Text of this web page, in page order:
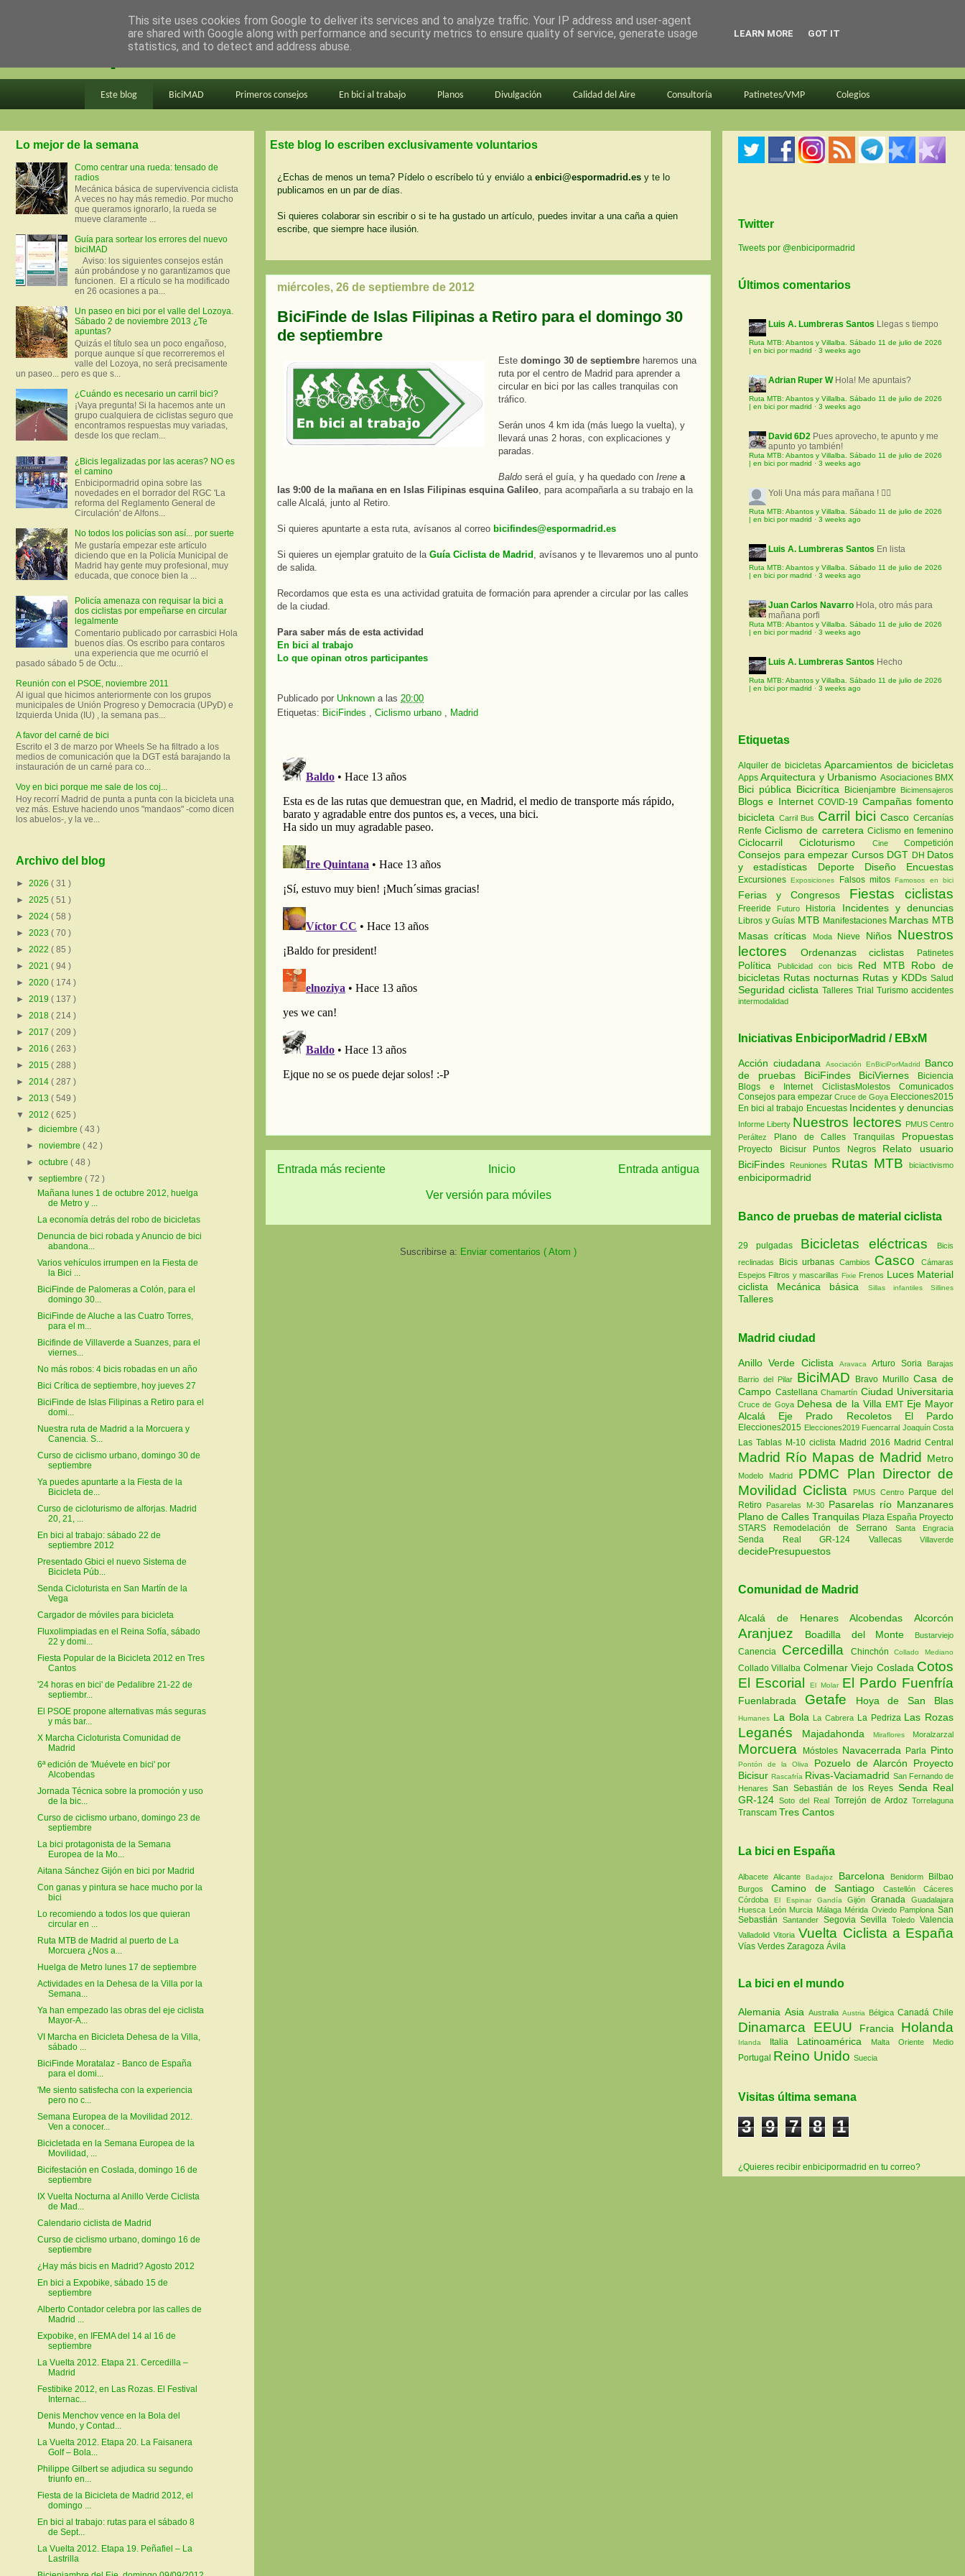
en bici por madrid
Este blog BiciMAD Primeros consejos En bici al trabajo Planos Divulgación Calidad del Aire Consultoría Patinetes/VMP Colegios
Este blog lo escriben exclusivamente voluntarios
¿Echas de menos un tema? Pídelo o escríbelo tú y enviálo a enbici@espormadrid.es y te lo
publicamos en un par de días.
Si quieres colaborar sin escribir o si te ha gustado un artículo, puedes invitar a una caña a quien
escribe, que siempre hace ilusión.
miércoles, 26 de septiembre de 2012
BiciFinde de Islas Filipinas a Retiro para el domingo 30
de septiembre
Este domingo 30 de septiembre haremos una
ruta por el centro de Madrid para aprender a
circular en bici por las calles tranquilas con
tráfico.
Serán unos 4 km ida (más luego la vuelta), y
llevará unas 2 horas, con explicaciones y
paradas.
Baldo será el guía, y ha quedado con Irene a
las 9:00 de la mañana en en Islas Filipinas esquina Galileo , para acompañarla a su trabajo en la
calle Alcalá, junto al Retiro.
Si quieres apuntarte a esta ruta, avísanos al correo bicifindes@espormadrid.es
Si quieres un ejemplar gratuito de la Guía Ciclista de Madrid , avísanos y te llevaremos uno al punto
de salida.
Recordamos que esta es una actividad gratuita de formación para aprender a circular por las calles
de la ciudad.
Para saber más de esta actividad
En bici al trabajo
Lo que opinan otros participantes
Publicado por Unknown a las 20:00
Etiquetas: BiciFindes , Ciclismo urbano , Madrid
Entrada más reciente Entrada antigua
Inicio
Ver versión para móviles
Suscribirse a: Enviar comentarios ( Atom )
Lo mejor de la semana
Como centrar una rueda: tensado de
radios
Mecánica básica de supervivencia ciclista
A veces no hay más remedio. Por mucho
que queramos ignorarlo, la rueda se
mueve claramente ...
Guía para sortear los errores del nuevo
biciMAD
Aviso: los siguientes consejos están
aún probándose y no garantizamos que
funcionen. El a rtículo se ha modificado
en 26 ocasiones a pa...
Un paseo en bici por el valle del Lozoya.
Sábado 2 de noviembre 2013 ¿Te
apuntas?
Quizás el título sea un poco engañoso,
porque aunque sí que recorreremos el
valle del Lozoya, no será precisamente
un paseo... pero es que s...
¿Cuándo es necesario un carril bici?
¡Vaya pregunta! Si la hacemos ante un
grupo cualquiera de ciclistas seguro que
encontramos respuestas muy variadas,
desde los que reclam...
¿Bicis legalizadas por las aceras? NO es
el camino
Enbicipormadrid opina sobre las
novedades en el borrador del RGC 'La
reforma del Reglamento General de
Circulación' de Alfons...
No todos los policías son así... por suerte
Me gustaría empezar este artículo
diciendo que en la Policía Municipal de
Madrid hay gente muy profesional, muy
educada, que conoce bien la ...
Policía amenaza con requisar la bici a
dos ciclistas por empeñarse en circular
legalmente
Comentario publicado por carrasbici Hola
buenos días. Os escribo para contaros
una experiencia que me ocurrió el
pasado sábado 5 de Octu...
Reunión con el PSOE, noviembre 2011
Al igual que hicimos anteriormente con los grupos
municipales de Unión Progreso y Democracia (UPyD) e
Izquierda Unida (IU) , la semana pas...
A favor del carné de bici
Escrito el 3 de marzo por Wheels Se ha filtrado a los
medios de comunicación que la DGT está barajando la
instauración de un carné para co...
Voy en bici porque me sale de los coj...
Hoy recorrí Madrid de punta a punta con la bicicleta una
vez más. Estuve haciendo unos "mandaos" -como dicen
los abuelos-, y la ve...
Archivo del blog
► 2026 ( 31 )
► 2025 ( 51 )
► 2024 ( 58 )
► 2023 ( 70 )
► 2022 ( 85 )
► 2021 ( 94 )
► 2020 ( 174 )
► 2019 ( 137 )
► 2018 ( 214 )
► 2017 ( 209 )
► 2016 ( 263 )
► 2015 ( 288 )
► 2014 ( 287 )
► 2013 ( 549 )
▼ 2012 ( 625 )
►diciembre( 43 )
►noviembre( 42 )
►octubre( 48 )
▼septiembre( 72 )
Mañana lunes 1 de octubre 2012, huelga
de Metro y ...
La economía detrás del robo de bicicletas
Denuncia de bici robada y Anuncio de bici
abandona...
Varios vehículos irrumpen en la Fiesta de
la Bici ...
BiciFinde de Palomeras a Colón, para el
domingo 30...
BiciFinde de Aluche a las Cuatro Torres,
para el m...
Bicifinde de Villaverde a Suanzes, para el
viernes...
No más robos: 4 bicis robadas en un año
Bici Crítica de septiembre, hoy jueves 27
BiciFinde de Islas Filipinas a Retiro para el
domi...
Nuestra ruta de Madrid a la Morcuera y
Canencia. S...
Curso de ciclismo urbano, domingo 30 de
septiembre
Ya puedes apuntarte a la Fiesta de la
Bicicleta de...
Curso de cicloturismo de alforjas. Madrid
20, 21, ...
En bici al trabajo: sábado 22 de
septiembre 2012
Presentado Gbici el nuevo Sistema de
Bicicleta Púb...
Senda Cicloturista en San Martín de la
Vega
Cargador de móviles para bicicleta
Fluxolimpiadas en el Reina Sofía, sábado
22 y domi...
Fiesta Popular de la Bicicleta 2012 en Tres
Cantos
'24 horas en bici' de Pedalibre 21-22 de
septiembr...
El PSOE propone alternativas más seguras
y más bar...
X Marcha Cicloturista Comunidad de
Madrid
6ª edición de 'Muévete en bici' por
Alcobendas
Jornada Técnica sobre la promoción y uso
de la bic...
Curso de ciclismo urbano, domingo 23 de
septiembre
La bici protagonista de la Semana
Europea de la Mo...
Aitana Sánchez Gijón en bici por Madrid
Con ganas y pintura se hace mucho por la
bici
Lo recomiendo a todos los que quieran
circular en ...
Ruta MTB de Madrid al puerto de La
Morcuera ¿Nos a...
Huelga de Metro lunes 17 de septiembre
Actividades en la Dehesa de la Villa por la
Semana...
Ya han empezado las obras del eje ciclista
Mayor-A...
VI Marcha en Bicicleta Dehesa de la Villa,
sábado ...
BiciFinde Moratalaz - Banco de España
para el domi...
'Me siento satisfecha con la experiencia
pero no c...
Semana Europea de la Movilidad 2012.
Ven a conocer...
Bicicletada en la Semana Europea de la
Movilidad, ...
Bicifestación en Coslada, domingo 16 de
septiembre
IX Vuelta Nocturna al Anillo Verde Ciclista
de Mad...
Calendario ciclista de Madrid
Curso de ciclismo urbano, domingo 16 de
septiembre
¿Hay más bicis en Madrid? Agosto 2012
En bici a Expobike, sábado 15 de
septiembre
Alberto Contador celebra por las calles de
Madrid ...
Expobike, en IFEMA del 14 al 16 de
septiembre
La Vuelta 2012. Etapa 21. Cercedilla –
Madrid
Festibike 2012, en Las Rozas. El Festival
Internac...
Denis Menchov vence en la Bola del
Mundo, y Contad...
La Vuelta 2012. Etapa 20. La Faisanera
Golf – Bola...
Philippe Gilbert se adjudica su segundo
triunfo en...
Fiesta de la Bicicleta de Madrid 2012, el
domingo ...
En bici al trabajo: rutas para el sábado 8
de Sept...
La Vuelta 2012. Etapa 19. Peñafiel – La
Lastrilla
Twitter
Tweets por @enbicipormadrid
Últimos comentarios
Luis A. Lumbreras Santos Llegas s tiempo
Ruta MTB: Abantos y Villalba. Sábado 11 de julio de 2026
| en bici por madrid · 3 weeks ago
Adrian Ruper W Hola! Me apuntais?
Ruta MTB: Abantos y Villalba. Sábado 11 de julio de 2026
| en bici por madrid · 3 weeks ago
David 6D2 Pues aprovecho, te apunto y me
apunto yo también!
Ruta MTB: Abantos y Villalba. Sábado 11 de julio de 2026
| en bici por madrid · 3 weeks ago
Yoli Una más para mañana ! 🚵‍♀️
Ruta MTB: Abantos y Villalba. Sábado 11 de julio de 2026
| en bici por madrid · 3 weeks ago
Luis A. Lumbreras Santos En lista
Ruta MTB: Abantos y Villalba. Sábado 11 de julio de 2026
| en bici por madrid · 3 weeks ago
Juan Carlos Navarro Hola, otro más para
mañana porfi
Ruta MTB: Abantos y Villalba. Sábado 11 de julio de 2026
| en bici por madrid · 3 weeks ago
Luis A. Lumbreras Santos Hecho
Ruta MTB: Abantos y Villalba. Sábado 11 de julio de 2026
| en bici por madrid · 3 weeks ago
Etiquetas
Alquiler de bicicletasAparcamientos de bicicletas
AppsArquitectura y Urbanismo Asociaciones BMX
Bici pública Bicicrítica Bicienjambre Bicimensajeros
Blogs e InternetCOVID-19 Campañas fomento
bicicleta Carril Bus Carril biciCascoCercanías
RenfeCiclismo de carretera Ciclismo en femenino
CiclocarrilCicloturismo CineCompetición
Consejos para empezar Cursos DGT DH Datos
y estadísticas Deporte Diseño Encuestas
ExcursionesExposiciones Falsos mitosFamosos en bici
Ferias y Congresos Fiestas ciclistas
Freeride Futuro Historia Incidentes y denuncias
Libros y Guías MTB Manifestaciones Marchas MTB
Masas críticas
Moda Nieve Niños Nuestros
lectores
Ordenanzas ciclistas Patinetes
Política Publicidad con bicis Red MTB Robo de
bicicletas Rutas nocturnas Rutas y KDDs Salud
Seguridad ciclistaTalleres Trial Turismoaccidentes
intermodalidad
Iniciativas EnbiciporMadrid / EBxM
Acción ciudadana Asociación EnBiciPorMadrid
Banco
de pruebas
BiciFindes BiciViernes
Biciencia
Blogs e Internet
CiclistasMolestos
Comunicados
Consejos para empezar Cruce de Goya Elecciones2015
En bici al trabajo Encuestas Incidentes y denuncias
Informe Liberty Nuestros lectores
PMUS Centro
Peráltez
Plano de Calles Tranquilas Propuestas
Proyecto Bicisur Puntos Negros
Relato usuario
BiciFindes
Reuniones Rutas MTB biciactivismo
enbicipormadrid
Banco de pruebas de material ciclista
29 pulgadas Bicicletas eléctricas
Bicis
reclinadas
Bicis urbanas Cambios Casco
Cámaras
Espejos Filtros y mascarillas Fixie Frenos Luces Material
ciclista
Mecánica básica Sillas infantiles Sillines
Talleres
Madrid ciudad
Anillo Verde Ciclista AravacaArturo Soria
Barajas
Barrio del Pilar BiciMAD Bravo MurilloCasa de
Campo Castellana Chamartín Ciudad Universitaria
Cruce de Goya Dehesa de la Villa EMT Eje Mayor
Alcalá Eje Prado Recoletos El Pardo
Elecciones2015 Elecciones2019 Fuencarral Joaquín Costa
Las Tablas M-10 ciclista Madrid 2016 Madrid Central
Madrid Río Mapas de Madrid Metro
Modelo Madrid PDMC Plan Director de
Movilidad Ciclista
PMUS Centro Parque del
Retiro Pasarelas M-30 Pasarelas río Manzanares
Plano de Calles Tranquilas Plaza España Proyecto
STARS Remodelación de Serrano Santa Engracia
Senda Real GR-124 Vallecas Villaverde
decidePresupuestos
Comunidad de Madrid
Alcalá de HenaresAlcobendas Alcorcón
Aranjuez Boadilla del Monte Bustarviejo
Canencia Cercedilla ChinchónCollado Mediano
Collado Villalba Colmenar Viejo Coslada Cotos
El EscorialEl Molar El Pardo Fuenfría
Fuenlabrada Getafe Hoya de San Blas
Humanes La Bola La Cabrera La Pedriza Las Rozas
Leganés Majadahonda Miraflores Moralzarzal
Morcuera Móstoles Navacerrada Parla Pinto
Pontón de la Oliva Pozuelo de Alarcón Proyecto
BicisurRascafría Rivas-Vaciamadrid San Fernando de
HenaresSan Sebastián de los Reyes Senda Real
GR-124Soto del Real Torrejón de ArdozTorrelaguna
Transcam Tres Cantos
La bici en España
AlbaceteAlicanteBadajoz Barcelona Benidorm Bilbao
Burgos Camino de SantiagoCastellónCáceres
Córdoba El Espinar GandíaGijónGranadaGuadalajara
Huesca León Murcia Málaga Mérida Oviedo PamplonaSan
Sebastián Santander SegoviaSevillaToledoValencia
ValladolidVitoria Vuelta Ciclista a España
Vías Verdes Zaragoza Ávila
La bici en el mundo
Alemania Asia Australia Austria Bélgica Canadá Chile
Dinamarca EEUU Francia Holanda
Irlanda Italia Latinoamérica Malta Oriente Medio
Portugal Reino Unido Suecia
Visitas última semana
3 9 7 8 1
¿Quieres recibir enbicipormadrid en tu correo?
This site uses cookies from Google to deliver its services and to analyze traffic. Your IP address and user-agent
are shared with Google along with performance and security metrics to ensure quality of service, generate usage
statistics, and to detect and address abuse.
LEARN MORE GOT IT